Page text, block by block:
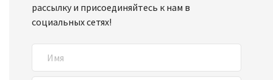
рассылку и присоединяйтесь к нам в
социальных сетях!